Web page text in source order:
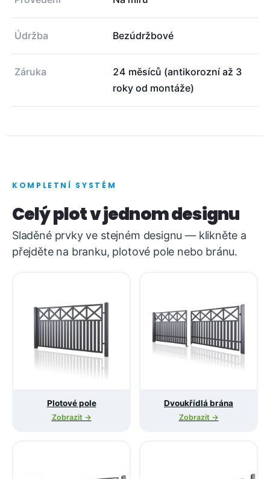
Údržba Bezúdržbové
Záruka
24 měsíců (antikorozní až 3
roky od montáže)
KOMPLETNÍ SYSTÉM
Celý plot v jednom designu
Sladěné prvky ve stejném designu — klikněte a
přejděte na branku, plotové pole nebo bránu.
Plotové pole
Zobrazit →
Dvoukřídlá brána
Zobrazit →